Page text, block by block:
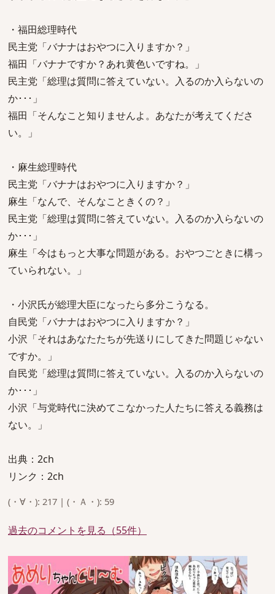
・福田総理時代
民主党「バナナはおやつに入りますか？」
福田「バナナですか？あれ黄色いですね。」
民主党「総理は質問に答えていない。入るのか入らないの
か･･･」
福田「そんなこと知りませんよ。あなたが考えてくださ
い。」
・麻生総理時代
民主党「バナナはおやつに入りますか？」
麻生「なんで、そんなこときくの？」
民主党「総理は質問に答えていない。入るのか入らないの
か･･･」
麻生「今はもっと大事な問題がある。おやつごときに構っ
ていられない。」
・小沢氏が総理大臣になったら多分こうなる。
自民党「バナナはおやつに入りますか？」
小沢「それはあなたたちが先送りにしてきた問題じゃない
ですか。」
自民党「総理は質問に答えていない。入るのか入らないの
か･･･」
小沢「与党時代に決めてこなかった人たちに答える義務は
ない。」
出典：2ch
リンク：2ch
(・∀・): 217 | (・Ａ・): 59
過去のコメントを見る（55件）